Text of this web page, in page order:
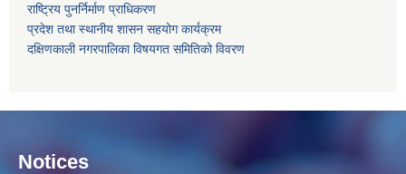
राष्ट्रिय पुनर्निर्माण प्राधिकरण
प्रदेश तथा स्थानीय शासन सहयोग कार्यक्रम
दक्षिणकाली नगरपालिका विषयगत समितिको विवरण
Notices